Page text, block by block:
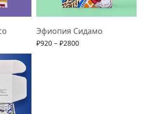
Эфиопия Сидамо
₽920 – ₽2800